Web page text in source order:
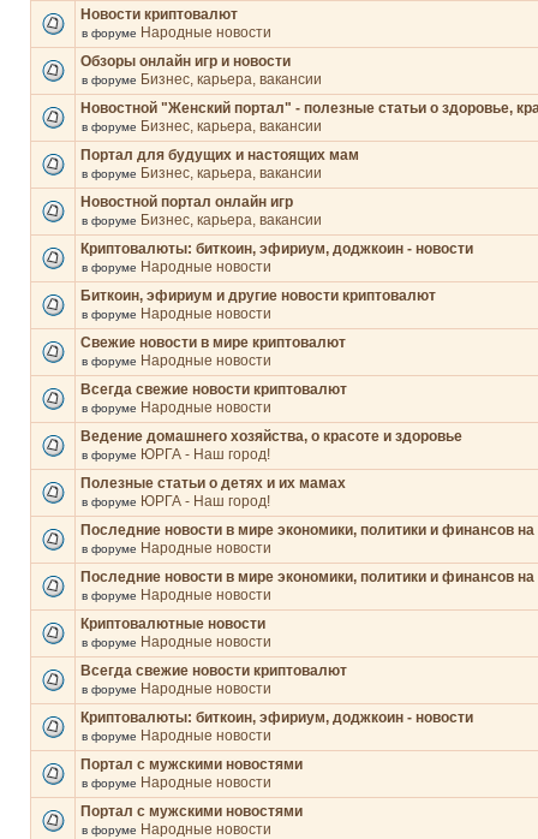
Новости криптовалют
в форуме Народные новости
Обзоры онлайн игр и новости
в форуме Бизнес, карьера, вакансии
Новостной "Женский портал" - полезные статьи о здоровье,
в форуме Бизнес, карьера, вакансии
Портал для будущих и настоящих мам
в форуме Бизнес, карьера, вакансии
Новостной портал онлайн игр
в форуме Бизнес, карьера, вакансии
Криптовалюты: биткоин, эфириум, доджкоин - новости
в форуме Народные новости
Биткоин, эфириум и другие новости криптовалют
в форуме Народные новости
Свежие новости в мире криптовалют
в форуме Народные новости
Всегда свежие новости криптовалют
в форуме Народные новости
Ведение домашнего хозяйства, о красоте и здоровье
в форуме ЮРГА - Наш город!
Полезные статьи о детях и их мамах
в форуме ЮРГА - Наш город!
Последние новости в мире экономики, политики и финансов на
в форуме Народные новости
Последние новости в мире экономики, политики и финансов на
в форуме Народные новости
Криптовалютные новости
в форуме Народные новости
Всегда свежие новости криптовалют
в форуме Народные новости
Криптовалюты: биткоин, эфириум, доджкоин - новости
в форуме Народные новости
Портал с мужскими новостями
в форуме Народные новости
Портал с мужскими новостями
в форуме Народные новости